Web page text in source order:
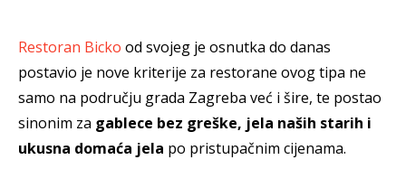
Restoran Bicko od svojeg je osnutka do danas
postavio je nove kriterije za restorane ovog tipa ne
samo na području grada Zagreba već i šire, te postao
sinonim za gablece bez greške, jela naših starih i
ukusna domaća jela po pristupačnim cijenama.